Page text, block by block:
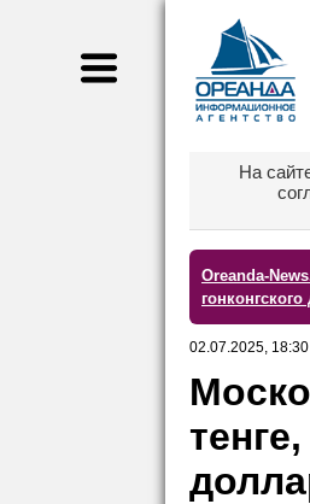
На
Oreanda-
02.07.2025, 18:30